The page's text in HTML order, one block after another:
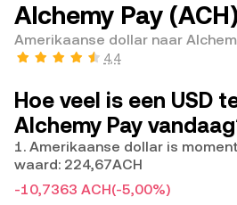
Alchemy Pay (ACH)
Amerikaanse dollar naar
4,4
Hoe veel is een USD
Alchemy Pay
1. Amerikaanse dollar is
waard: 224,67ACH
-10,7363 ACH(-5,00%)